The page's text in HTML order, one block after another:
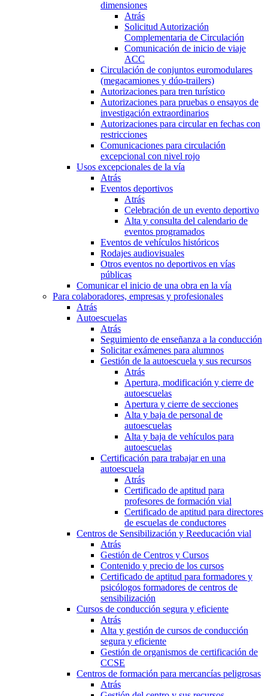
dimensiones
Atrás
Solicitud Autorización
Complementaria de Circulación
Comunicación de inicio de viaje
ACC
Circulación de conjuntos euromodulares
(megacamiones y dúo-trailers)
Autorizaciones para tren turístico
Autorizaciones para pruebas o ensayos de
investigación extraordinarios
Autorizaciones para circular en fechas con
restricciones
Comunicaciones para circulación
excepcional con nivel rojo
Usos excepcionales de la vía
Atrás
Eventos deportivos
Atrás
Celebración de un evento deportivo
Alta y consulta del calendario de
eventos programados
Eventos de vehículos históricos
Rodajes audiovisuales
Otros eventos no deportivos en vías
públicas
Comunicar el inicio de una obra en la vía
Para colaboradores, empresas y profesionales
Atrás
Autoescuelas
Atrás
Seguimiento de enseñanza a la conducción
Solicitar exámenes para alumnos
Gestión de la autoescuela y sus recursos
Atrás
Apertura, modificación y cierre de
autoescuelas
Apertura y cierre de secciones
Alta y baja de personal de
autoescuelas
Alta y baja de vehículos para
autoescuelas
Certificación para trabajar en una
autoescuela
Atrás
Certificado de aptitud para
profesores de formación vial
Certificado de aptitud para directores
de escuelas de conductores
Centros de Sensibilización y Reeducación vial
Atrás
Gestión de Centros y Cursos
Contenido y precio de los cursos
Certificado de aptitud para formadores y
psicólogos formadores de centros de
sensibilización
Cursos de conducción segura y eficiente
Atrás
Alta y gestión de cursos de conducción
segura y eficiente
Gestión de organismos de certificación de
CCSE
Centros de formación para mercancías peligrosas
Atrás